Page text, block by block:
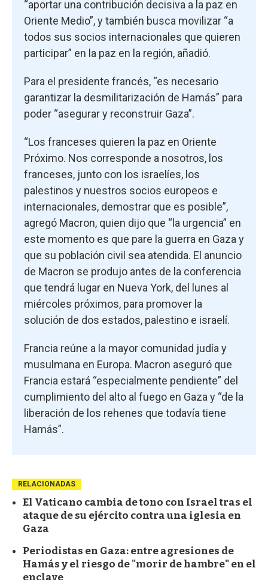
“aportar una contribución decisiva a la paz en
Oriente Medio”, y también busca movilizar “a
todos sus socios internacionales que quieren
participar” en la paz en la región, añadió.
Para el presidente francés, “es necesario
garantizar la desmilitarización de Hamás” para
poder “asegurar y reconstruir Gaza”.
“Los franceses quieren la paz en Oriente
Próximo. Nos corresponde a nosotros, los
franceses, junto con los israelíes, los
palestinos y nuestros socios europeos e
internacionales, demostrar que es posible”,
agregó Macron, quien dijo que “la urgencia” en
este momento es que pare la guerra en Gaza y
que su población civil sea atendida. El anuncio
de Macron se produjo antes de la conferencia
que tendrá lugar en Nueva York, del lunes al
miércoles próximos, para promover la
solución de dos estados, palestino e israelí.
Francia reúne a la mayor comunidad judía y
musulmana en Europa. Macron aseguró que
Francia estará “especialmente pendiente” del
cumplimiento del alto al fuego en Gaza y “de la
liberación de los rehenes que todavía tiene
Hamás”.
RELACIONADAS
El Vaticano cambia de tono con Israel tras el
ataque de su ejército contra una iglesia en
Gaza
Periodistas en Gaza: entre agresiones de
Hamás y el riesgo de "morir de hambre" en el
enclave